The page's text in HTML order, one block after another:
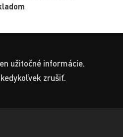
užitočné informácie.
zrušiť.